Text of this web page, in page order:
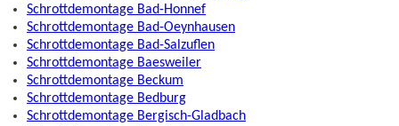
Schrottdemontage Bad-Honnef
Schrottdemontage Bad-Oeynhausen
Schrottdemontage Bad-Salzuflen
Schrottdemontage Baesweiler
Schrottdemontage Beckum
Schrottdemontage Bedburg
Schrottdemontage Bergisch-Gladbach